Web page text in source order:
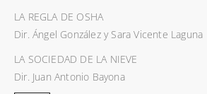
LA REGLA DE OSHA
Dir. Ángel González y Sara Vicente Laguna
LA SOCIEDAD DE LA NIEVE
Dir. Juan Antonio Bayona